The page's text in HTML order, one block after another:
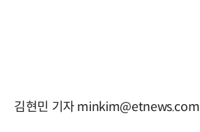
김현민 기자 minkim@etnews.com